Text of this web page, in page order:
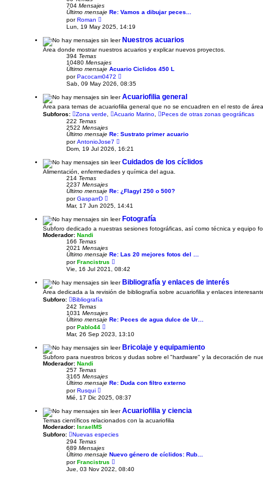
m
o
m
e
n
s
j
704 Mensajes
Último mensaje Re: Vamos a dibujar peces...
porRoman
e
r
ú
l
t
m
o
m
e
s
j
e
Lun, 19 May 2025, 14:19
Nuestros acuarios
Área donde mostrar nuestros acuarios y explicar nuevos proyectos.
394 Temas
10480 Mensajes
Último mensaje Acuario Ciclidos 450 L
porPacocam0472
e
r
ú
t
i
m
n
s
a
e
Sab, 09 May 2026, 08:35
Acuariofilia general
Área para temas de acuariofilia general que no se encuadren en el resto de
Subforos:
Zona verde Acuario Marino
Peces de otras zonas geográficas
222 Temas
2522 Mensajes
Último mensaje Re: Sustrato primer acuario
porAntonioJose7
e
r
ú
l
t
o
e
s
j
Dom, 19 Jul 2026, 16:21
Cuidados de los cíclidos
Alimentación, enfermedades y química del agua.
214 Temas
2237 Mensajes
Último mensaje Re: ¿Flagyl 250 o 500?
porGasparrD
e
r
ú
l
t
o
m
e
n
a
e
Mar, 17 Jun 2025, 14:41
Fotografía
Subforo dedicado a nuestras sesiones fotográficas, así como técnica y equipo
Moderador: Nandi
166 Temas
2021 Mensajes
Último mensaje Re: Las 20 mejores fotos del …
porFrancistrus
e
r
l
t
m
s
j
e
Vie, 16 Jul 2021, 08:42
Bibliografía y enlaces de interés
Área dedicada a la revisión de bibliografía sobre acuariofilia y enlaces
Subforo:
Bibliografía
242 Temas
1031 Mensajes
Último mensaje Re: Peces de agua dulce de Ur…
porPablo44
e
r
l
t
o
m
n
a
e
Mar, 26 Sep 2023, 13:10
Bricolaje y equipamiento
Subforo para nuestros bricos y dudas sobre el "hardware" y la decoración de
Moderador: Nandi
257 Temas
3165 Mensajes
Último mensaje Re: Duda con filtro externo
porRusqui
e
r
l
t
i
m
m
e
n
s
a
Mié, 17 Dic 2025, 08:37
Acuariofilia y ciencia
Temas científicos relacionados con la acuariofilia
Moderador: IsraelMS
Subforo:
Nuevas especies
294 Temas
689 Mensajes
Último mensaje Nuevo género de cíclidos: Rub…
porFrancistrus
r
Jue, 03 Nov 2022, 08:40